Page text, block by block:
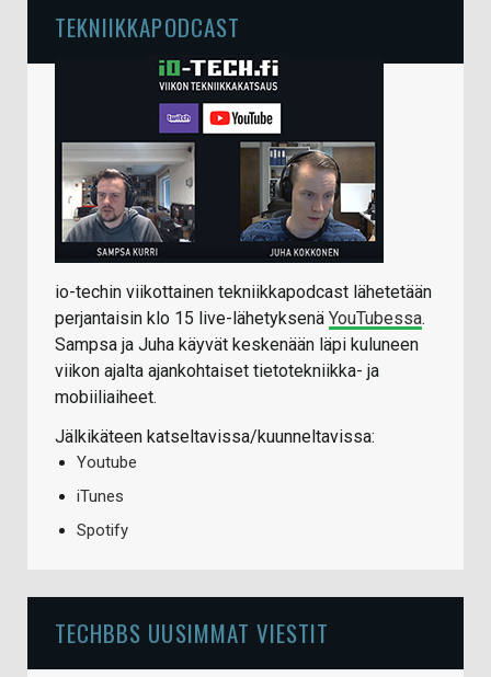
TEKNIIKKAPODCAST
io-techin viikottainen tekniikkapodcast lähetetään
perjantaisin klo 15 live-lähetyksenä YouTubessa.
Sampsa ja Juha käyvät keskenään läpi kuluneen
viikon ajalta ajankohtaiset tietotekniikka- ja
mobiiliaiheet.
Jälkikäteen katseltavissa/kuunneltavissa:
Youtube
iTunes
Spotify
TECHBBS UUSIMMAT VIESTIT